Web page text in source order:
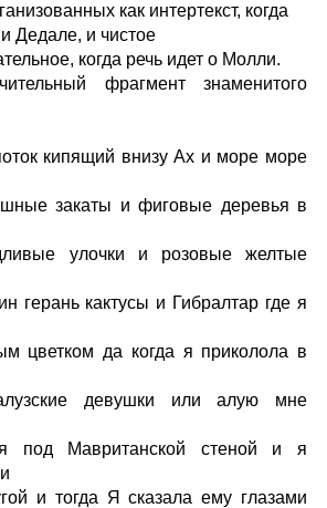
как интертекст, когда
Дедале, и чистое
когда речь идет о Молли.
фрагмент знаменитого
кипящий внизу Ах и море море
закаты и фиговые деревья в
улочки и розовые желтые
герань кактусы и Гибралтар где я
цветком да когда я приколола в
девушки или алую мне
под Мавританской стеной и я
и тогда Я сказала ему глазами